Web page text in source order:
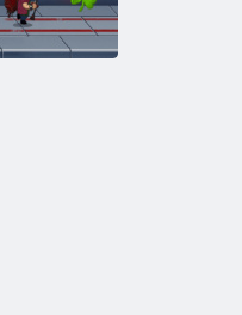
Bounce-Theorie